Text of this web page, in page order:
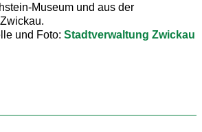
Museum und aus der
und Foto: Stadtverwaltung Zwickau